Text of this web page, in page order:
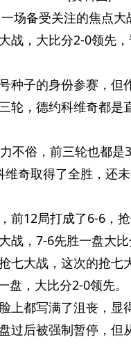
场备受关注的焦点
战，大比分2-0领先
种子的身份参赛，
轮，德约科维奇都是
不俗，前三轮也都
奇取得了全胜，还
前12局打成了6-6，
战，7-6先胜一盘大
七大战，这次的抢七
，大比分2-0领先。
上都写满了沮丧，显
过后被强制暂停，但